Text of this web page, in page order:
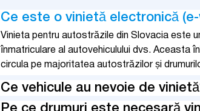
Ce este o vinietă electronică
Vinieta pentru autostrăzile din Slovacia este
înmatriculare al autovehiculului dvs.
circula pe majoritatea autostrăzilor și
Ce vehicule au nevoie de
Pe ce drumuri este necesară